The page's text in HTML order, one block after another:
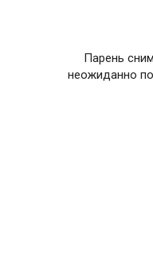
Парень
неожиданно